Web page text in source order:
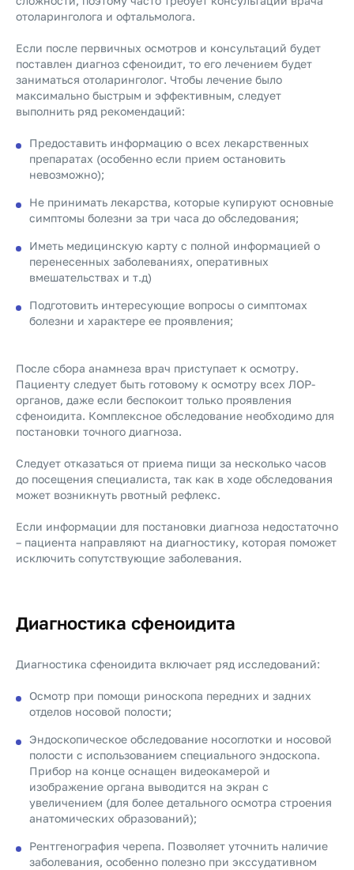
отоларинголога и офтальмолога.
Если после первичных осмотров и консультаций будет
поставлен диагноз сфеноидит, то его лечением будет
заниматься отоларинголог. Чтобы лечение было
максимально быстрым и эффективным, следует
выполнить ряд рекомендаций:
Предоставить информацию о всех лекарственных
препаратах (особенно если прием остановить
невозможно);
Не принимать лекарства, которые купируют основные
симптомы болезни за три часа до обследования;
Иметь медицинскую карту с полной информацией о
перенесенных заболеваниях, оперативных
вмешательствах и т.д)
Подготовить интересующие вопросы о симптомах
болезни и характере ее проявления;
После сбора анамнеза врач приступает к осмотру.
Пациенту следует быть готовому к осмотру всех ЛОР-
органов, даже если беспокоит только проявления
сфеноидита. Комплексное обследование необходимо для
постановки точного диагноза.
Следует отказаться от приема пищи за несколько часов
до посещения специалиста, так как в ходе обследования
может возникнуть рвотный рефлекс.
Если информации для постановки диагноза недостаточно
– пациента направляют на диагностику, которая поможет
исключить сопутствующие заболевания.
Диагностика сфеноидита
Диагностика сфеноидита включает ряд исследований:
Осмотр при помощи риноскопа передних и задних
отделов носовой полости;
Эндоскопическое обследование носоглотки и носовой
полости с использованием специального эндоскопа.
Прибор на конце оснащен видеокамерой и
изображение органа выводится на экран с
увеличением (для более детального осмотра строения
анатомических образований);
Рентгенография черепа. Позволяет уточнить наличие
заболевания, особенно полезно при экссудативном